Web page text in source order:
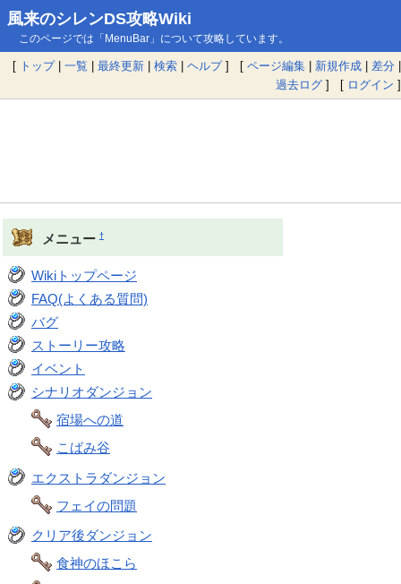
風来のシレンDS攻略Wiki
このページでは「MenuBar」について攻略しています。
[ トップ| 一覧 | 最終更新 | 検索 | ヘルプ] [ ページ編集 | 新規作成 | 差分 |
過去ログ ] [ ログイン ]
メニュー †
Wikiトップページ
FAQ(よくある質問)
バグ
ストーリー攻略
イベント
シナリオダンジョン
宿場への道
こばみ谷
エクストラダンジョン
フェイの問題
クリア後ダンジョン
食神のほこら